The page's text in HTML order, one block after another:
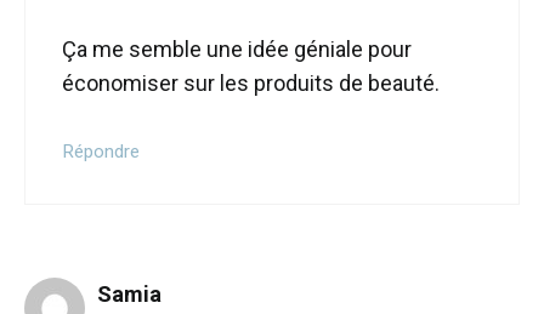
Ça me semble une idée géniale pour
économiser sur les produits de beauté.
Répondre
Samia